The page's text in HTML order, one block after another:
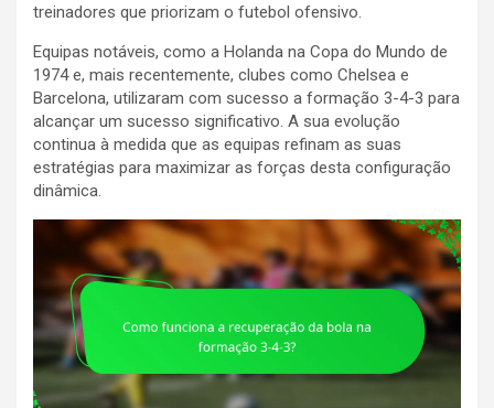
treinadores que priorizam o futebol ofensivo.
Equipas notáveis, como a Holanda na Copa do Mundo de
1974 e, mais recentemente, clubes como Chelsea e
Barcelona, utilizaram com sucesso a formação 3-4-3 para
alcançar um sucesso significativo. A sua evolução
continua à medida que as equipas refinam as suas
estratégias para maximizar as forças desta configuração
dinâmica.